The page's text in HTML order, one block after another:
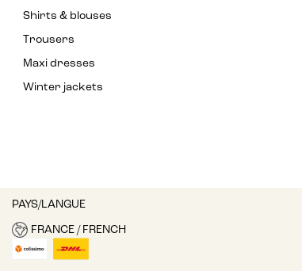
Shirts & blouses
Trousers
Maxi dresses
Winter jackets
PAYS/LANGUE
FRANCE / FRENCH